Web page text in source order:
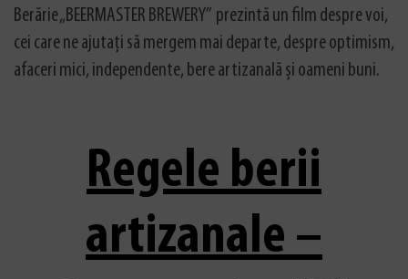
Berărie „BEERMASTER BREWERY” prezintă un film despre voi,
cei care ne ajutați să mergem mai departe, despre optimism,
afaceri mici, independente, bere artizanală și oameni buni.
Regele berii
artizanale –